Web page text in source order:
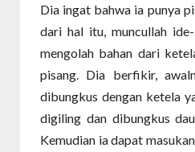
Dia ingat bahwa ia punya
dari hal itu, muncullah
mengolah bahan dari
pisang. Dia berfikir,
dibungkus dengan ketela
digiling dan dibungkus
Kemudian ia dapat